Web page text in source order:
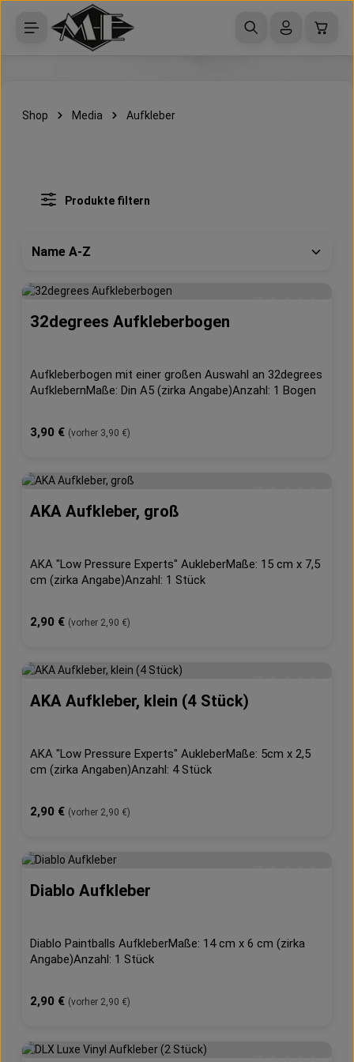
Zum Hauptinhalt springen
Shop Media Aufkleber
Produkte filtern
32degrees Aufkleberbogen
Aufkleberbogen mit einer großen Auswahl an 32degrees
AufklebernMaße: Din A5 (zirka Angabe)Anzahl: 1 Bogen
Regulärer Preis:
3,90 € (vorher 3,90 €)
AKA Aufkleber, groß
AKA "Low Pressure Experts" AukleberMaße: 15 cm x 7,5
cm (zirka Angabe)Anzahl: 1 Stück
Regulärer Preis:
2,90 € (vorher 2,90 €)
AKA Aufkleber, klein (4 Stück)
AKA "Low Pressure Experts" AukleberMaße: 5cm x 2,5
cm (zirka Angaben)Anzahl: 4 Stück
Regulärer Preis:
2,90 € (vorher 2,90 €)
Diablo Aufkleber
Diablo Paintballs AufkleberMaße: 14 cm x 6 cm (zirka
Angabe)Anzahl: 1 Stück
Regulärer Preis:
2,90 € (vorher 2,90 €)